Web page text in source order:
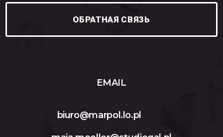
ОБРАТНАЯ СВЯЗЬ
EMAIL
biuro@marpol.lo.pl